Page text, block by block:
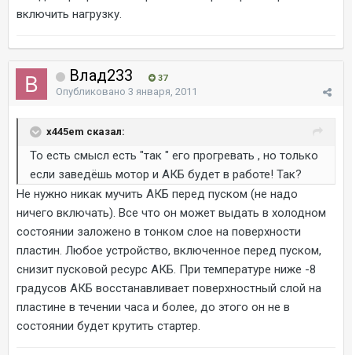
включить нагрузку.
Влад233 37
Опубликовано 3 января, 2011
x445em сказал:
То есть смысл есть "так " его прогревать , но только
если заведёшь мотор и АКБ будет в работе! Так?
Не нужно никак мучить АКБ перед пуском (не надо
ничего включать). Все что он может выдать в холодном
состоянии заложено в тонком слое на поверхности
пластин. Любое устройство, включенное перед пуском,
снизит пусковой ресурс АКБ. При температуре ниже -8
градусов АКБ восстанавливает поверхностный слой на
пластине в течении часа и более, до этого он не в
состоянии будет крутить стартер.